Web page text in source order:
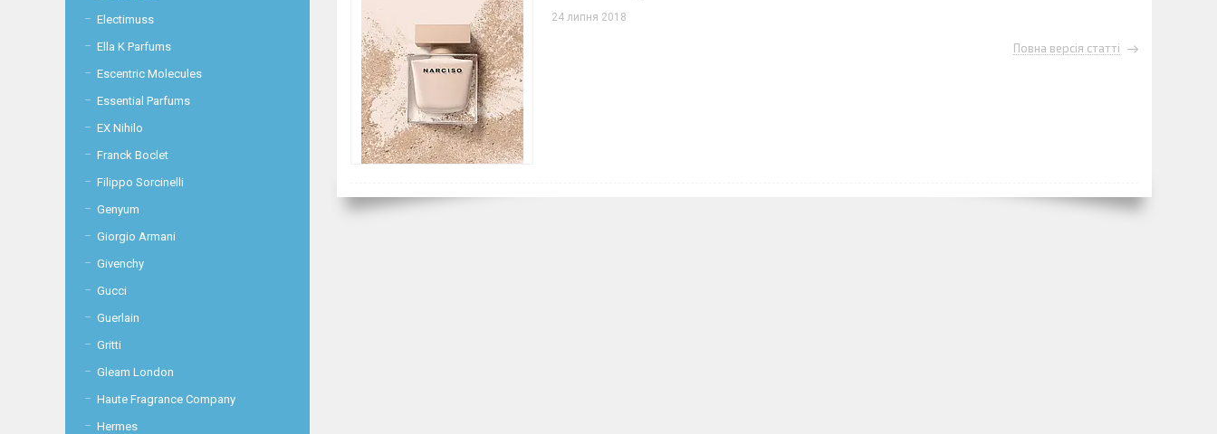
24 липня 2018
Повна версія статті
Electimuss
Ella K Parfums
Escentric Molecules
Essential Parfums
EX Nihilo
Franck Boclet
Filippo Sorcinelli
Genyum
Giorgio Armani
Givenchy
Gucci
Guerlain
Gritti
Gleam London
Haute Fragrance Company
Hermes